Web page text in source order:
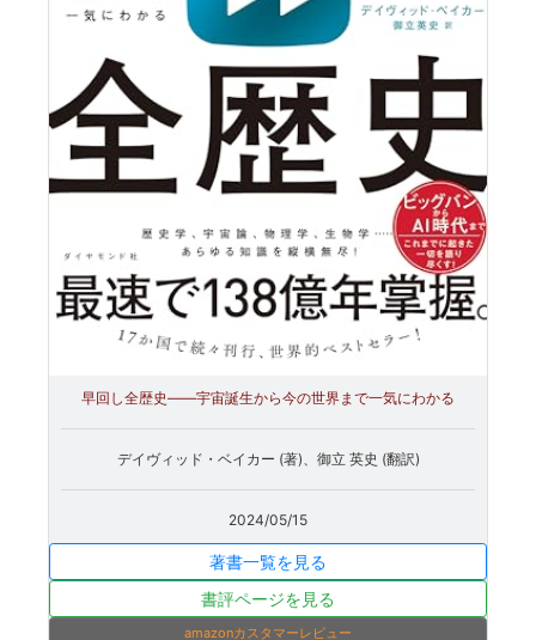
早回し全歴史――宇宙誕生から今の世界まで一気にわかる
デイヴィッド・ベイカー (著)、御立 英史 (翻訳)
2024/05/15
著書一覧を見る
書評ページを見る
amazonカスタマーレビュー